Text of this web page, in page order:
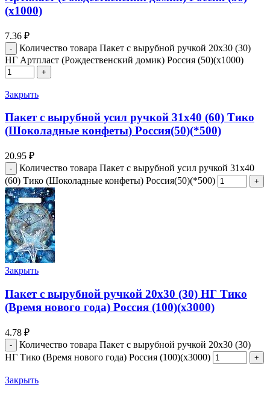
(х1000)
7.36 ₽
Количество товара Пакет с вырубной ручкой 20х30 (30)
НГ Артпласт (Рождественский домик) Россия (50)(х1000)
Закрыть
Пакет с вырубной усил ручкой 31х40 (60) Тико
(Шоколадные конфеты) Россия(50)(*500)
20.95 ₽
Количество товара Пакет с вырубной усил ручкой 31х40
(60) Тико (Шоколадные конфеты) Россия(50)(*500)
Закрыть
Пакет с вырубной ручкой 20х30 (30) НГ Тико
(Время нового года) Россия (100)(х3000)
4.78 ₽
Количество товара Пакет с вырубной ручкой 20х30 (30)
НГ Тико (Время нового года) Россия (100)(х3000)
Закрыть